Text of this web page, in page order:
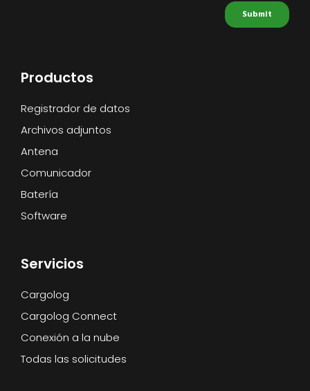
Productos
Registrador de datos
Archivos adjuntos
Antena
Comunicador
Batería
Software
Servicios
Cargolog
Cargolog Connect
Conexión a la nube
Todas las solicitudes